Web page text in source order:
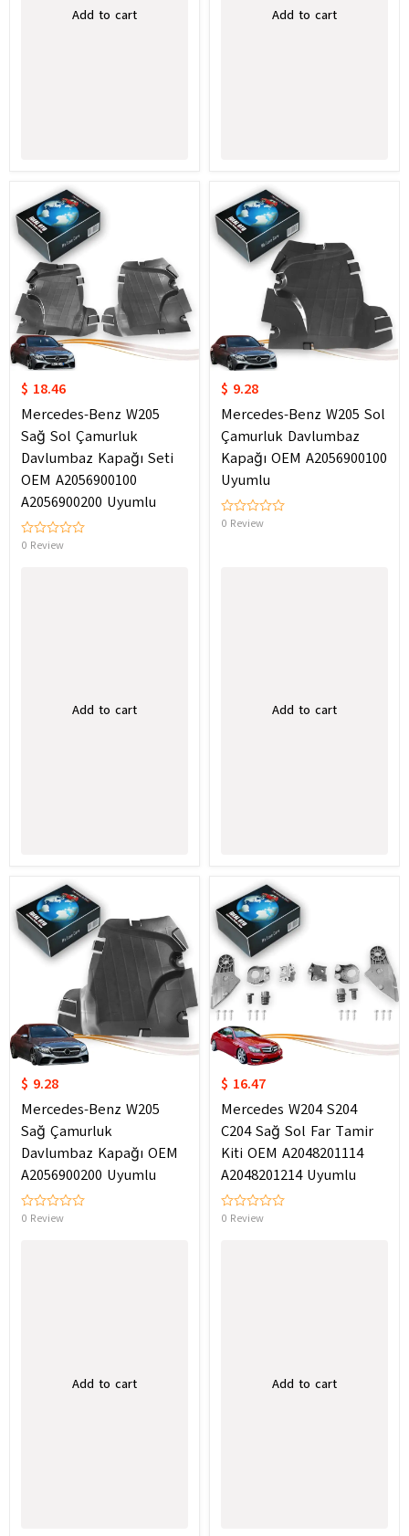
Add to cart Add to cart
$ 18.46
Mercedes-Benz W205
Sağ Sol Çamurluk
Davlumbaz Kapağı Seti
OEM A2056900100
A2056900200 Uyumlu
0 Review
Add to cart
$ 9.28
Mercedes-Benz W205 Sol
Çamurluk Davlumbaz
Kapağı OEM A2056900100
Uyumlu
0 Review
Add to cart
$ 9.28
Mercedes-Benz W205
Sağ Çamurluk
Davlumbaz Kapağı OEM
A2056900200 Uyumlu
0 Review
Add to cart
$ 16.47
Mercedes W204 S204
C204 Sağ Sol Far Tamir
Kiti OEM A2048201114
A2048201214 Uyumlu
0 Review
Add to cart